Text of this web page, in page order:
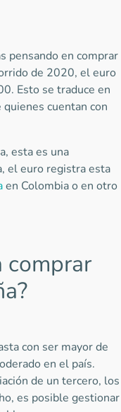
pensando en comprar
de 2020, el euro
Esto se traduce en
cuentan con
esta es una
el euro registra esta
en Colombia o en otro
comprar
con ser mayor de
en el país.
de un tercero, los
es posible gestionar